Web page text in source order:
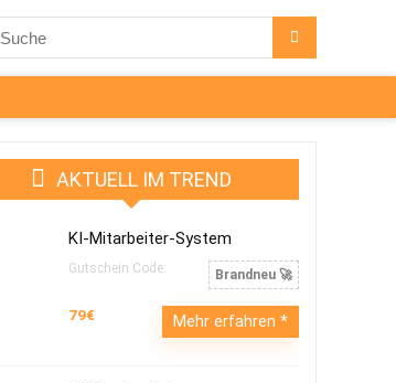
AKTUELL IM TREND
KI-Mitarbeiter-System
Gutschein Code: Brandneu 🚀
79€ Mehr erfahren